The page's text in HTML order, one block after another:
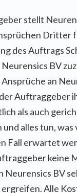
stellt
Dritter
des Auftrags
BV
an
Auftraggeber
als auch
alles tun, was
Fall erwartet
keine
Neurensics BV
Alle